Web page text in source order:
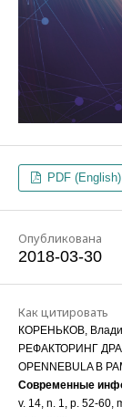
PDF (English)
Опубликована
2018-03-30
Как цитировать
КОРЕНЬКОВ,
РЕФАКТОРИНГ
OPENNEBULA В
Современные
v. 14, n. 1, p. 52-60,